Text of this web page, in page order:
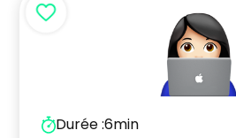
Durée :6min